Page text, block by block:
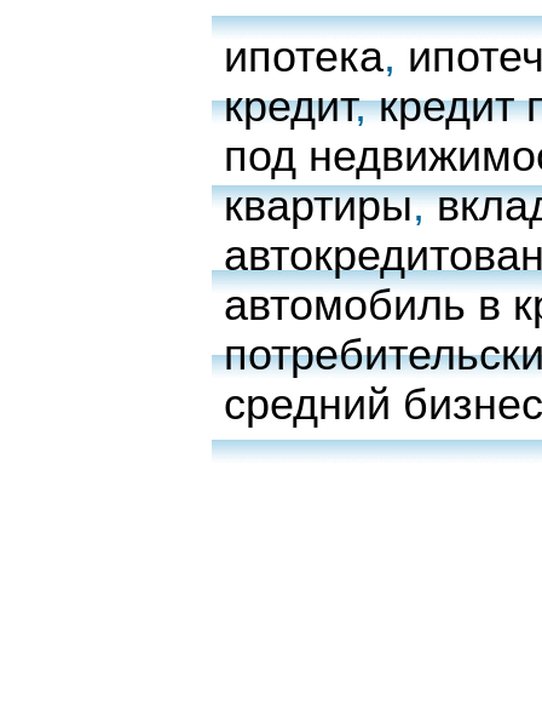
ипотека,
кредит,кредит
под
квартиры,
автомобиль в
средний бизнес